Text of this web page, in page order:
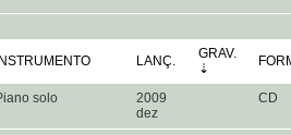
INSTRUMENTO LANÇ. GRAV.
solo
2009
dez
CD